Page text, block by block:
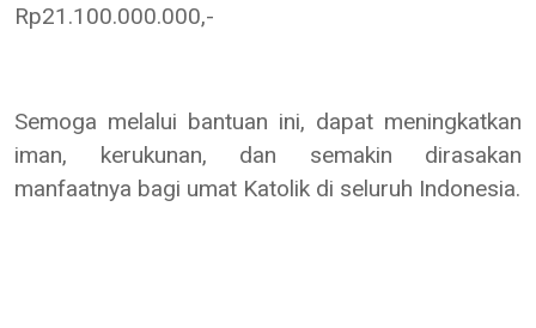
Rp21.100.000.000,-
Semoga melalui bantuan ini, dapat meningkatkan
iman, kerukunan, dan semakin dirasakan
manfaatnya bagi umat Katolik di seluruh Indonesia.